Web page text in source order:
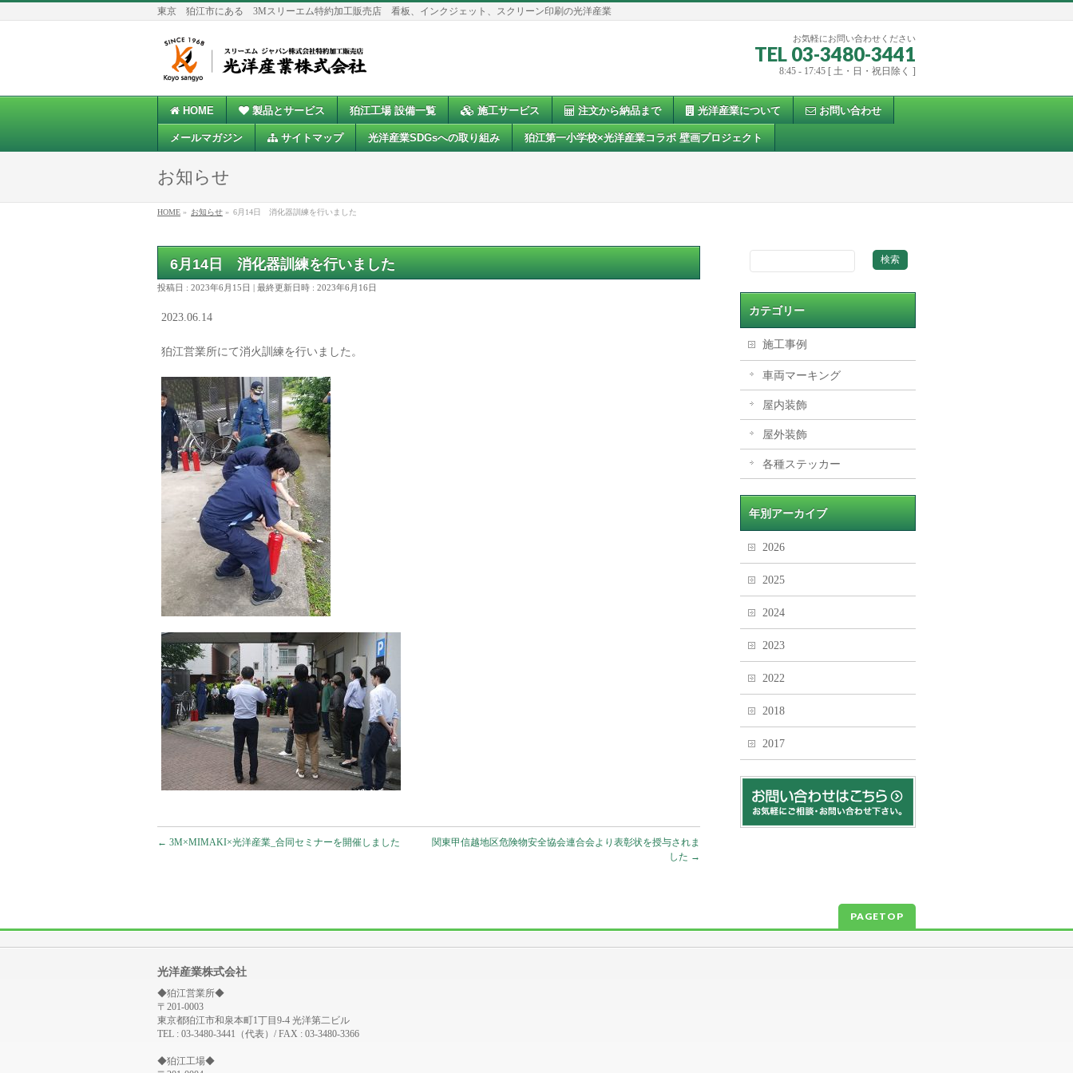
東京 狛江市にある 3Mスリーエム特約加工販売店 看板、インクジェット、スクリーン印刷の光洋産業
お気軽にお問い合わせください
TEL 03-3480-3441
8:45 - 17:45 [ 土・日・祝日除く ]
HOME 製品とサービス 狛江工場 設備一覧 施工サービス 注文から納品まで 光洋産業について お問い合わせ
メールマガジン サイトマップ 光洋産業SDGsへの取り組み 狛江第一小学校×光洋産業コラボ 壁画プロジェクト
お知らせ
HOME » お知らせ » 6月14日 消化器訓練を行いました
6月14日 消化器訓練を行いました
投稿日 : 2023年6月15日 最終更新日時 : 2023年6月16日
2023.06.14
狛江営業所にて消火訓練を行いました。
← 3M×MIMAKI×光洋産業_合同セミナーを開催しました
関東甲信越地区危険物安全協会連合会より表彰状を授与されま
した →
カテゴリー
施工事例
車両マーキング
屋内装飾
屋外装飾
各種ステッカー
年別アーカイブ
2026
2025
2024
2023
2022
2018
2017
PAGETOP
光洋産業株式会社
◆狛江営業所◆
〒201-0003
東京都狛江市和泉本町1丁目9-4 光洋第二ビル
TEL : 03-3480-3441（代表）/ FAX : 03-3480-3366
◆狛江工場◆